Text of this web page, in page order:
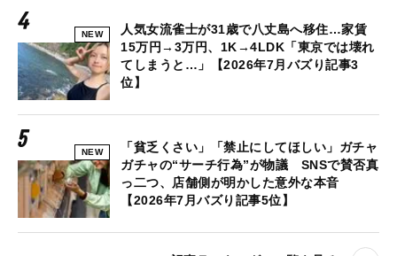
NEW
人気女流雀士が31歳で八丈島へ移住…家賃
15万円→3万円、1K→4LDK「東京では壊れ
てしまうと…」【2026年7月バズり記事3
位】
NEW
「貧乏くさい」「禁止にしてほしい」ガチャ
ガチャの“サーチ行為”が物議 SNSで賛否真
っ二つ、店舗側が明かした意外な本音
【2026年7月バズり記事5位】